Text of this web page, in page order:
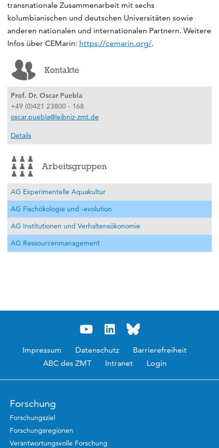
transnationale Zusammenarbeit mit sechs
kolumbianischen und deutschen Universitäten sowie
anderen nationalen und internationalen Partnern. Weitere
Infos über CEMarin: https://cemarin.org/.
Kontakte
Prof. Dr. Oscar Puebla
+49 (0)421 23800 - 168
oscar.puebla@leibniz-zmt.de
Details
Arbeitsgruppen
AG Experimentelle Aquakultur
AG Fischökologie und -evolution
AG Institutionen und Verhaltensökonomie
AG Ressourcenmanagement
Impressum Datenschutz
Barrierefreiheit
ABC des ZMT
Intranet Login
Forschung
Forschungsziel
Forschungsregionen
Verantwortungsvolle Forschung